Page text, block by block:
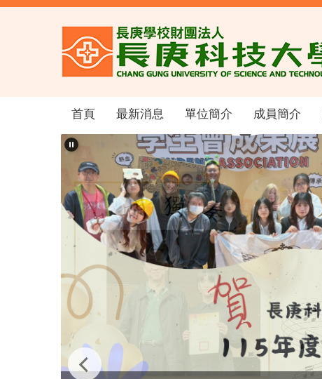
跳
首頁 最新消息 單位簡介 成員簡介